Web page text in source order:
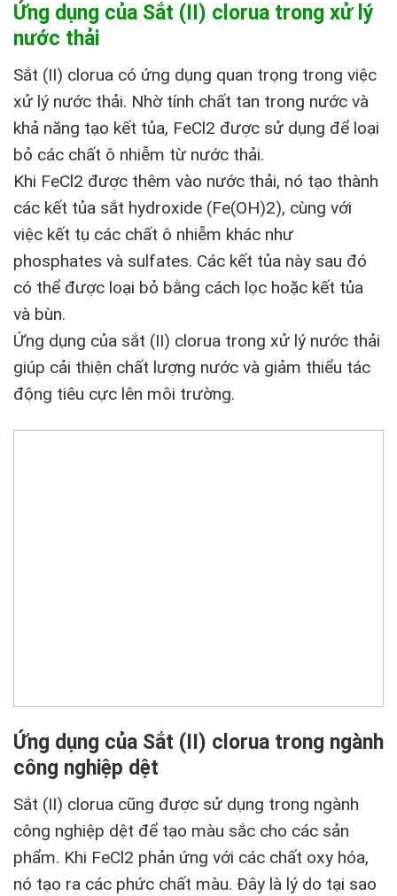
Ứng dụng của Sắt (II) clorua trong xử lý
nước thải
Sắt (II) clorua có ứng dụng quan trọng trong việc
xử lý nước thải. Nhờ tính chất tan trong nước và
khả năng tạo kết tủa, FeCl2 được sử dụng để loại
bỏ các chất ô nhiễm từ nước thải.
Khi FeCl2 được thêm vào nước thải, nó tạo thành
các kết tủa sắt hydroxide (Fe(OH)2), cùng với
việc kết tụ các chất ô nhiễm khác như
phosphates và sulfates. Các kết tủa này sau đó
có thể được loại bỏ bằng cách lọc hoặc kết tủa
và bùn.
Ứng dụng của sắt (II) clorua trong xử lý nước thải
giúp cải thiện chất lượng nước và giảm thiểu tác
động tiêu cực lên môi trường.
Ứng dụng của Sắt (II) clorua trong ngành
công nghiệp dệt
Sắt (II) clorua cũng được sử dụng trong ngành
công nghiệp dệt để tạo màu sắc cho các sản
phẩm. Khi FeCl2 phản ứng với các chất oxy hóa,
nó tạo ra các phức chất màu. Đây là lý do tại sao